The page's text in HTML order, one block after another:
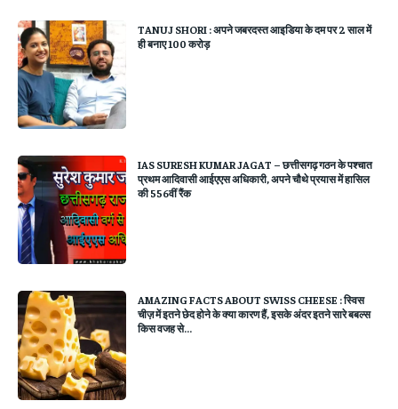
TANUJ SHORI : अपने जबरदस्त आइडिया के दम पर 2 साल में
ही बनाए 100 करोड़
IAS SURESH KUMAR JAGAT – छत्तीसगढ़ गठन के पश्चात
प्रथम आदिवासी आईएएस अधिकारी, अपने चौथे प्रयास में हासिल
की 556वीं रैंक
AMAZING FACTS ABOUT SWISS CHEESE : स्विस
चीज़ में इतने छेद होने के क्या कारण हैं, इसके अंदर इतने सारे बबल्स
किस वजह से...